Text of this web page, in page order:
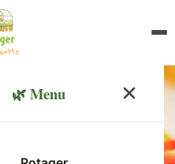
🌿 Menu